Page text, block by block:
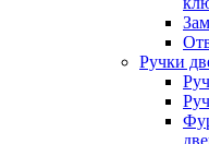
Ручки